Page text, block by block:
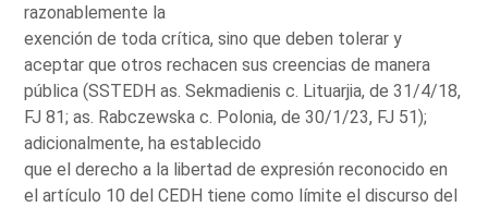
razonablemente la
exención de toda crítica, sino que deben tolerar y
aceptar que otros rechacen sus creencias de manera
pública (SSTEDH as. Sekmadienis c. Lituarjia, de 31/4/18,
FJ 81; as. Rabczewska c. Polonia, de 30/1/23, FJ 51);
adicionalmente, ha establecido
que el derecho a la libertad de expresión reconocido en
el artículo 10 del CEDH tiene como límite el discurso del